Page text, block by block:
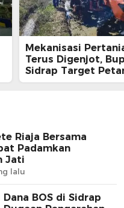
Mekanisasi
Terus Digenjot,
Sidrap Target
Panen Tiga Kali
Riaja Bersama
Padamkan
Jati
lalu
BOS di Sidrap